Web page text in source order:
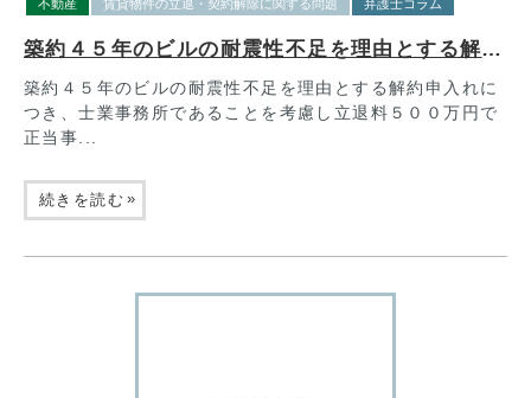
賃貸物件の立退・契約解除に関する問題 弁護士コラム
不動産
築約４５年のビルの耐震性不足を理由とする解約申入れにつき、士業事務所であることを考慮し立退料５００万円で正当事由が認められた事例
築約４５年のビルの耐震性不足を理由とする解約申入れに
つき、士業事務所であることを考慮し立退料５００万円で
正当事...
続きを読む »